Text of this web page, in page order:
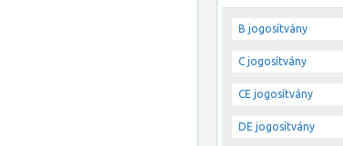
B jogosítvány
C jogosítvány
CE jogosítvány
DE jogosítvány